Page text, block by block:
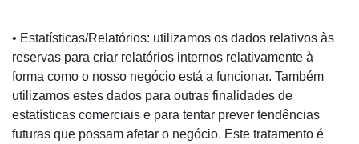
• Estatísticas/Relatórios: utilizamos os dados relativos às
reservas para criar relatórios internos relativamente à
forma como o nosso negócio está a funcionar. Também
utilizamos estes dados para outras finalidades de
estatísticas comerciais e para tentar prever tendências
futuras que possam afetar o negócio. Este tratamento é